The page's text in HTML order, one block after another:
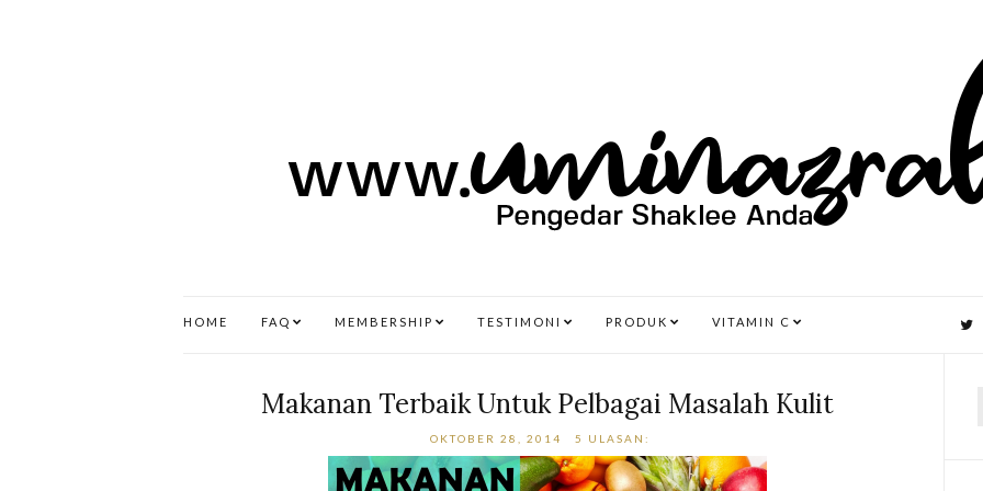
HOME FAQ MEMBERSHIP TESTIMONI PRODUK VITAMIN C
Makanan Terbaik Untuk Pelbagai Masalah Kulit
OKTOBER 28, 2014 5 ULASAN: